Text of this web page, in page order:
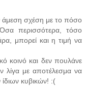
άμεση σχέση με το πόσο
περισσότερα, τόσο
μπορεί και η τιμή να
κοινό και δεν πουλάνε
λίγα με αποτέλεσμα να
ίδιων κυβικών! :(